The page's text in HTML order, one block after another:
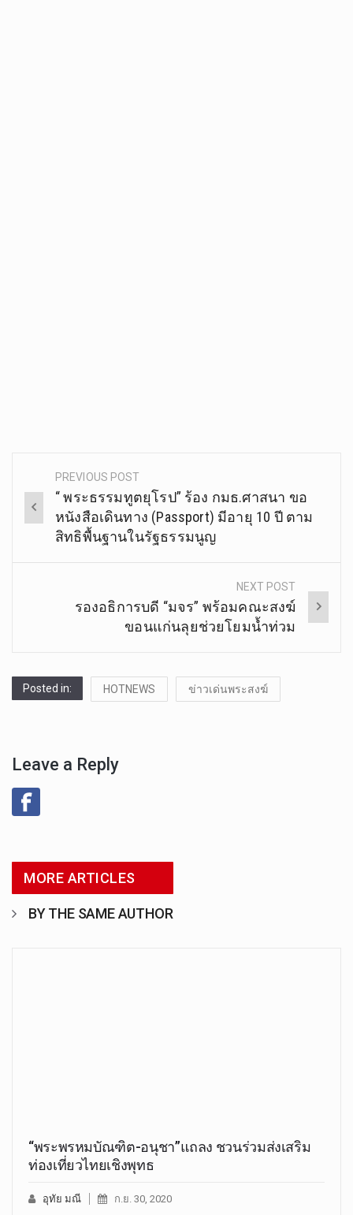
Post
navigation
PREVIOUS POST
“ พระธรรมทูตยุโรป” ร้อง กมธ.ศาสนา ขอ
หนังสือเดินทาง (Passport) มีอายุ 10 ปี ตาม
สิทธิพื้นฐานในรัฐธรรมนูญ
NEXT POST
รองอธิการบดี “มจร” พร้อมคณะสงฆ์
ขอนแก่นลุยช่วยโยมน้ำท่วม
Posted in: HOTNEWS ข่าวเด่นพระสงฆ์
Leave a Reply
MORE ARTICLES
BY THE SAME AUTHOR
“พระพรหมบัณฑิต-อนุชา”แถลง ชวนร่วมส่งเสริม
ท่องเที่ยวไทยเชิงพุทธ
อุทัย มณี ก.ย. 30, 2020